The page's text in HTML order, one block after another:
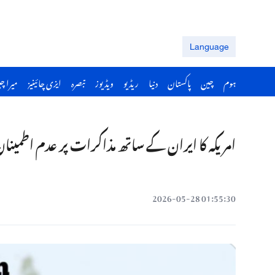
Language
ہوم چین پاکستان دنیا ریڈیو ویڈیوز تبصرہ ایزی چائینیز
امریکہ کا ایران کے ساتھ مذاکرات پر عدم
01:55:30 2026-05-28